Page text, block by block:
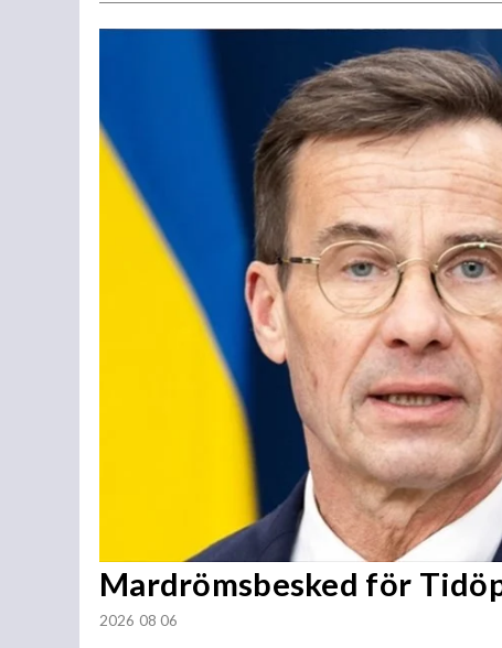
Mardrömsbesked för
2026 08 06